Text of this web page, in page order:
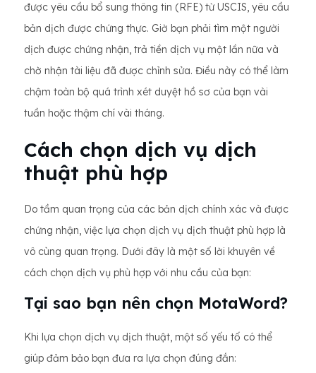
được yêu cầu bổ sung thông tin (RFE) từ USCIS, yêu cầu
bản dịch được chứng thực. Giờ bạn phải tìm một người
dịch được chứng nhận, trả tiền dịch vụ một lần nữa và
chờ nhận tài liệu đã được chỉnh sửa. Điều này có thể làm
chậm toàn bộ quá trình xét duyệt hồ sơ của bạn vài
tuần hoặc thậm chí vài tháng.
Cách chọn dịch vụ dịch
thuật phù hợp
Do tầm quan trọng của các bản dịch chính xác và được
chứng nhận, việc lựa chọn dịch vụ dịch thuật phù hợp là
vô cùng quan trọng. Dưới đây là một số lời khuyên về
cách chọn dịch vụ phù hợp với nhu cầu của bạn:
Tại sao bạn nên chọn MotaWord?
Khi lựa chọn dịch vụ dịch thuật, một số yếu tố có thể
giúp đảm bảo bạn đưa ra lựa chọn đúng đắn: